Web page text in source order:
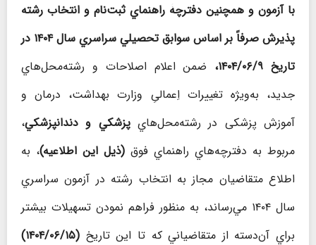
با آزمون و همچنين دفترچۀ راهنماي ثبت‌نام و انتخاب رشته
پذيرش صرفاً بر اساس سوابق تحصيلي سراسري سال ۱۴۰۴ در
تاريخ ۱۴۰۴/۰۶/۹،
ضمن اعلام اصلاحات و رشته‌محل‌هاي
جديد، به‌ويژه تغييرات اِعمالیِ وزارت بهداشت، درمان و
آموزش پزشکی در رشته‌محل‌هايپزشکي و دندانپزشکي،
مربوط به دفترچه‌هاي راهنماي فوق (ذيل اين اطلاعيه)، به
اطلاع متقاضيان مجاز به انتخاب رشته در آزمون سراسري
سال ۱۴۰۴ مي‌رساند، به منظور فراهم نمودن تسهيلات بيشتر
براي آن‌دسته از متقاضياني كه تا اين تاريخ (۱۴۰۴/۰۶/۱۵)